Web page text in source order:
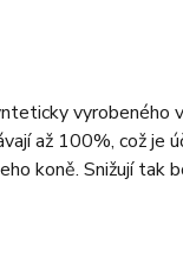
vyrobeného
až 100%, což je
koně. Snižují tak